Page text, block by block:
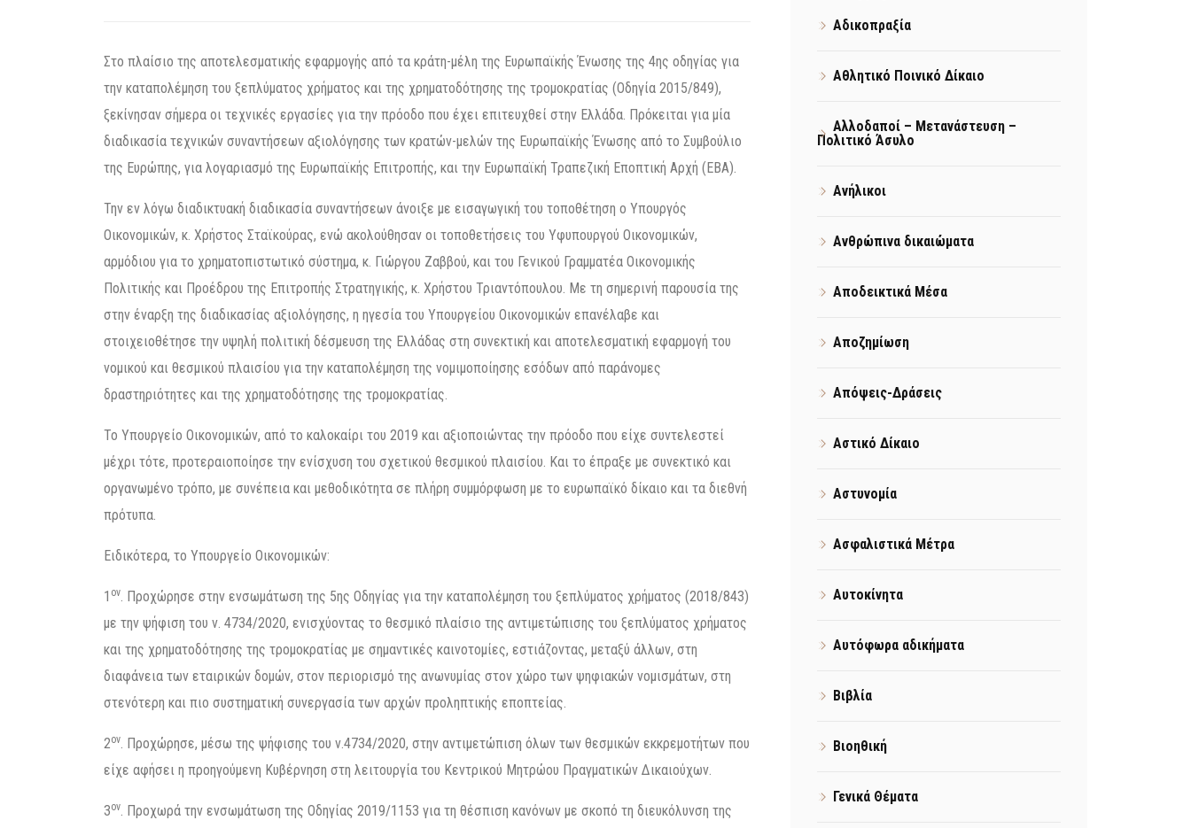
Στο πλαίσιο της αποτελεσματικής εφαρμογής από τα κράτη-μέλη της Ευρωπαϊκής Ένωσης της 4ης οδηγίας για
την καταπολέμηση του ξεπλύματος χρήματος και της χρηματοδότησης της τρομοκρατίας (Οδηγία 2015/849),
ξεκίνησαν σήμερα οι τεχνικές εργασίες για την πρόοδο που έχει επιτευχθεί στην Ελλάδα. Πρόκειται για μία
διαδικασία τεχνικών συναντήσεων αξιολόγησης των κρατών-μελών της Ευρωπαϊκής Ένωσης από το Συμβούλιο
της Ευρώπης, για λογαριασμό της Ευρωπαϊκής Επιτροπής, και την Ευρωπαϊκή Τραπεζική Εποπτική Αρχή (EBA).
Την εν λόγω διαδικτυακή διαδικασία συναντήσεων άνοιξε με εισαγωγική του τοποθέτηση ο Υπουργός
Οικονομικών, κ. Χρήστος Σταϊκούρας, ενώ ακολούθησαν οι τοποθετήσεις του Υφυπουργού Οικονομικών,
αρμόδιου για το χρηματοπιστωτικό σύστημα, κ. Γιώργου Ζαββού, και του Γενικού Γραμματέα Οικονομικής
Πολιτικής και Προέδρου της Επιτροπής Στρατηγικής, κ. Χρήστου Τριαντόπουλου. Με τη σημερινή παρουσία της
στην έναρξη της διαδικασίας αξιολόγησης, η ηγεσία του Υπουργείου Οικονομικών επανέλαβε και
στοιχειοθέτησε την υψηλή πολιτική δέσμευση της Ελλάδας στη συνεκτική και αποτελεσματική εφαρμογή του
νομικού και θεσμικού πλαισίου για την καταπολέμηση της νομιμοποίησης εσόδων από παράνομες
δραστηριότητες και της χρηματοδότησης της τρομοκρατίας.
Το Υπουργείο Οικονομικών, από το καλοκαίρι του 2019 και αξιοποιώντας την πρόοδο που είχε συντελεστεί
μέχρι τότε, προτεραιοποίησε την ενίσχυση του σχετικού θεσμικού πλαισίου. Και το έπραξε με συνεκτικό και
οργανωμένο τρόπο, με συνέπεια και μεθοδικότητα σε πλήρη συμμόρφωση με το ευρωπαϊκό δίκαιο και τα διεθνή
πρότυπα.
Ειδικότερα, το Υπουργείο Οικονομικών:
1 ον. Προχώρησε στην ενσωμάτωση της 5ης Οδηγίας για την καταπολέμηση του ξεπλύματος χρήματος (2018/843)
με την ψήφιση του ν. 4734/2020, ενισχύοντας το θεσμικό πλαίσιο της αντιμετώπισης του ξεπλύματος χρήματος
και της χρηματοδότησης της τρομοκρατίας με σημαντικές καινοτομίες, εστιάζοντας, μεταξύ άλλων, στη
διαφάνεια των εταιρικών δομών, στον περιορισμό της ανωνυμίας στον χώρο των ψηφιακών νομισμάτων, στη
στενότερη και πιο συστηματική συνεργασία των αρχών προληπτικής εποπτείας.
2ον. Προχώρησε, μέσω της ψήφισης του ν.4734/2020, στην αντιμετώπιση όλων των θεσμικών εκκρεμοτήτων που
είχε αφήσει η προηγούμενη Κυβέρνηση στη λειτουργία του Κεντρικού Μητρώου Πραγματικών Δικαιούχων.
3ον. Προχωρά την ενσωμάτωση της Οδηγίας 2019/1153 για τη θέσπιση κανόνων με σκοπό τη διευκόλυνση της
Αδικοπραξία
Αθλητικό Ποινικό Δίκαιο
Αλλοδαποί – Μετανάστευση –
Πολιτικό Άσυλο
Ανήλικοι
Ανθρώπινα δικαιώματα
Αποδεικτικά Μέσα
Αποζημίωση
Απόψεις-Δράσεις
Αστικό Δίκαιο
Αστυνομία
Ασφαλιστικά Μέτρα
Αυτοκίνητα
Αυτόφωρα αδικήματα
Βιβλία
Βιοηθική
Γενικά Θέματα